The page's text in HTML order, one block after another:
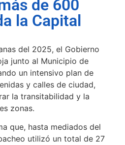
de 600
la Capital
del 2025, el Gobierno
junto al Municipio de
un intensivo plan de
y calles de ciudad,
la transitabilidad y la
zonas.
que, hasta mediados del
utilizó un total de 27